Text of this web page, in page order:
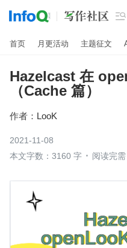

首页 月更活动 主题征文
Hazelcast 在
（Cache 篇）
作者： LooK
2021-11-08
本文字数：3160 字
阅读完